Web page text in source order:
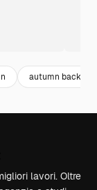
autumn
lavori. Oltre